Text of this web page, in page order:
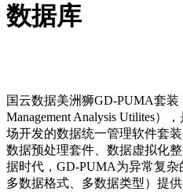
数据库
国云数据美洲狮GD-PUMA套装
Management Analysis Utilites）
场开发的数据统一管理软件套
数据预处理套件、数据虚拟化
据时代，GD-PUMA为异常复杂
多数据格式、多数据类型）提